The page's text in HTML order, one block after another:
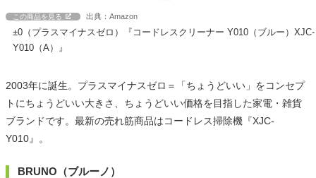
この商品を見る 出典：Amazon
±0（プラスマイナスゼロ）『コードレスクリーナー Y010（ブルー）XJC-
Y010（A）』
2003年に誕生。プラスマイナスゼロ＝「ちょうどいい」をコンセプ
トにちょうどいい大きさ、ちょうどいい価格を目指した家電・雑貨
ブランドです。最新の売れ筋商品はコードレス掃除機『XJC-
Y010』。
BRUNO（ブルーノ）